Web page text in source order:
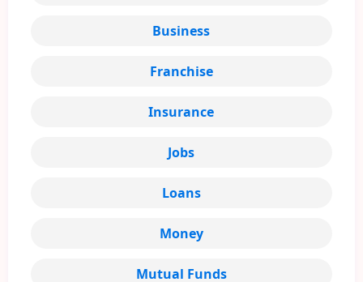
Business
Franchise
Insurance
Jobs
Loans
Money
Mutual Funds